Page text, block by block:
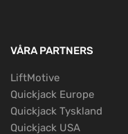
VÅRA PARTNERS
LiftMotive
Quickjack Europe
Quickjack Tyskland
Quickjack USA